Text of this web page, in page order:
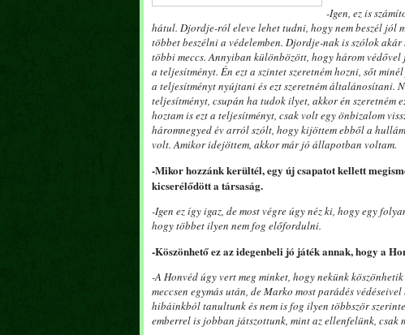
-Igen, ez is
hátul. Djordje-ról eleve lehet tudni, hogy nem beszél jól
többet beszélni a védelemben. Djordje-nak is szólok
többi meccs. Annyiban különbözött, hogy három
a teljesítményt. Én ezt a szintet szeretném hozni, sőt
a teljesítményt nyújtani és ezt szeretném általánosítani.
teljesítményt, csupán ha tudok ilyet, akkor én szeretném
hoztam is ezt a teljesítményt, csak volt egy önbizalom
háromnegyed év arról szólt, hogy kijöttem ebből a
volt. Amikor idejöttem, akkor már jó állapotban voltam.
-Mikor hozzánk kerültél, egy új csapatot kellett
kicserélődött a társaság.
-Igen ez így igaz, de most végre úgy néz ki, hogy egy
hogy többet ilyen nem fog előfordulni.
-Köszönhető ez az idegenbeli jó játék annak, hogy a
-A Honvéd úgy vert meg minket, hogy nekünk
meccsen egymás után, de Marko most parádés
hibáinkból tanultunk és nem is fog ilyen többször
emberrel is jobban játszottunk, mint az ellenfelünk, csak